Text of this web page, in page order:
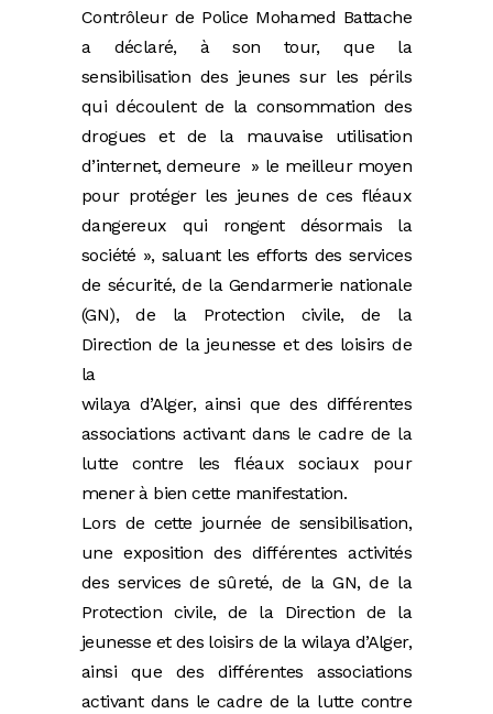
Contrôleur de Police Mohamed Battache
a déclaré, à son tour, que la
sensibilisation des jeunes sur les périls
qui découlent de la consommation des
drogues et de la mauvaise utilisation
d’internet, demeure » le meilleur moyen
pour protéger les jeunes de ces fléaux
dangereux qui rongent désormais la
société », saluant les efforts des services
de sécurité, de la Gendarmerie nationale
(GN), de la Protection civile, de la
Direction de la jeunesse et des loisirs de
la
wilaya d’Alger, ainsi que des différentes
associations activant dans le cadre de la
lutte contre les fléaux sociaux pour
mener à bien cette manifestation.
Lors de cette journée de sensibilisation,
une exposition des différentes activités
des services de sûreté, de la GN, de la
Protection civile, de la Direction de la
jeunesse et des loisirs de la wilaya d’Alger,
ainsi que des différentes associations
activant dans le cadre de la lutte contre